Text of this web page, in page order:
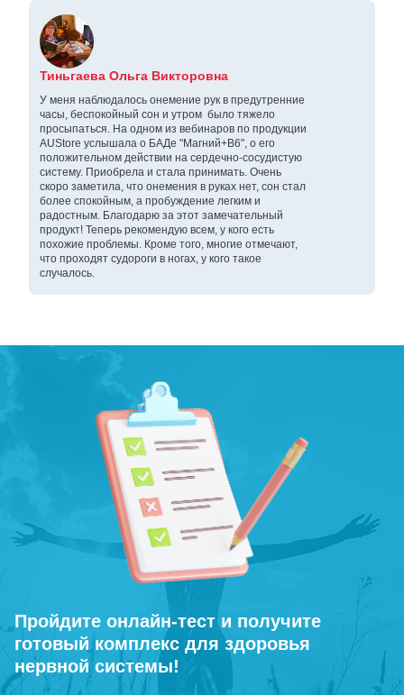
Тиньгаева Ольга Викторовна
У меня наблюдалось онемение рук в предутренние
часы, беспокойный сон и утром было тяжело
просыпаться. На одном из вебинаров по продукции
AUStore услышала о БАДе "Магний+В6", о его
положительном действии на сердечно-сосудистую
систему. Приобрела и стала принимать. Очень
скоро заметила, что онемения в руках нет, сон стал
более спокойным, а пробуждение легким и
радостным. Благодарю за этот замечательный
продукт! Теперь рекомендую всем, у кого есть
похожие проблемы. Кроме того, многие отмечают,
что проходят судороги в ногах, у кого такое
случалось.
Пройдите онлайн-тест и получите
готовый комплекс для здоровья
нервной системы!